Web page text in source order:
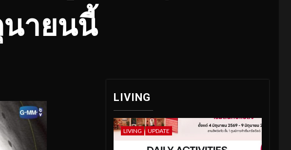
ายนนี้
LIVING
LIVING UPDATE